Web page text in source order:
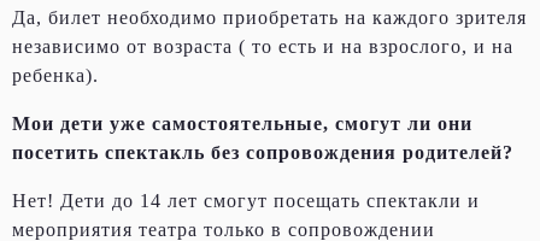
Да, билет необходимо приобретать на каждого зрителя
независимо от возраста ( то есть и на взрослого, и на
ребенка).
Мои дети уже самостоятельные, смогут ли они
посетить спектакль без сопровождения родителей?
Нет! Дети до 14 лет смогут посещать спектакли и
мероприятия театра только в сопровождении